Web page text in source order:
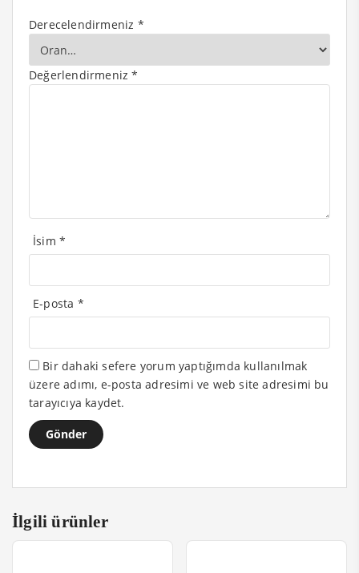
Derecelendirmeniz *
Değerlendirmeniz*
İsim *
E-posta *
Bir dahaki sefere yorum yaptığımda kullanılmak
üzere adımı, e-posta adresimi ve web site adresimi bu
tarayıcıya kaydet.
İlgili ürünler